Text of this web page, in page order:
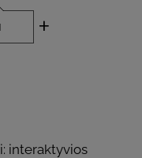
+
interaktyvios